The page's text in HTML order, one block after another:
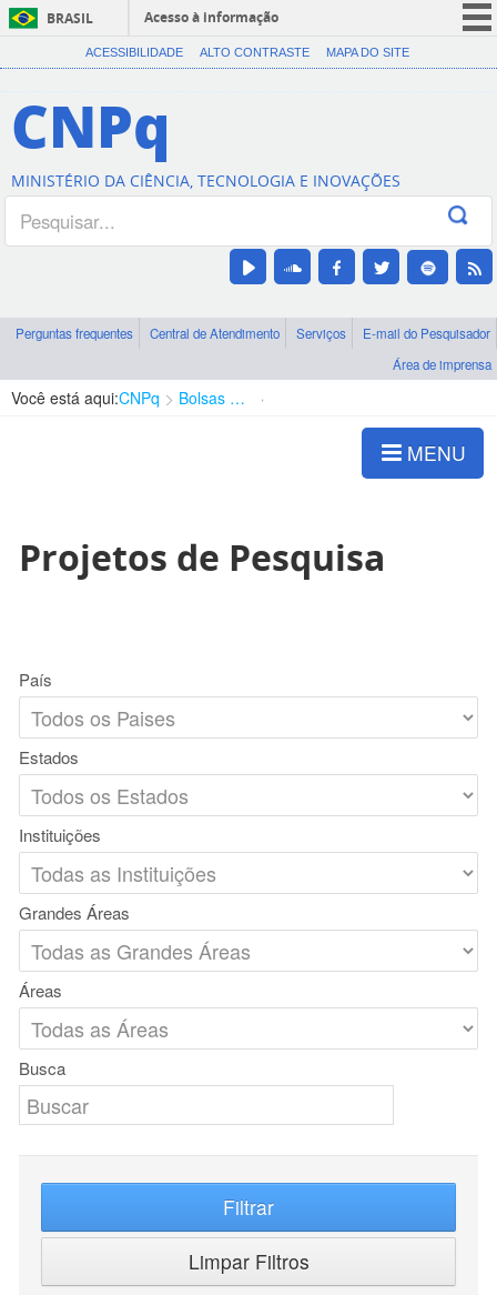
BRASIL
Acesso à informação
CORONAVÍRUS (COVID-19)
Canais
ACESSIBILIDADE ALTO CONTRASTE MAPA DO SITE
CNPq
MINISTÉRIO DA CIÊNCIA, TECNOLOGIA E INOVAÇÕES
Perguntas frequentes Central de Atendimento Serviços
E-mail do Pesquisador
Área de imprensa
Você está aqui:CNPq Bolsas e Auxílios Vigentes
MENU
Projetos de Pesquisa
País
Estados
Instituições
Grandes Áreas
Áreas
Busca
Filtrar
Limpar Filtros